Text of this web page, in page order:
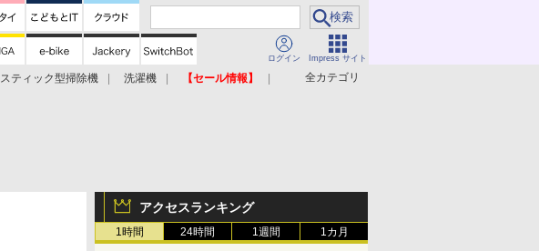
ログイン Impress サイト
全カテゴリ
スティック型掃除機 洗濯機
【セール情報】
アクセスランキング
1時間 24時間 1週間 1カ月